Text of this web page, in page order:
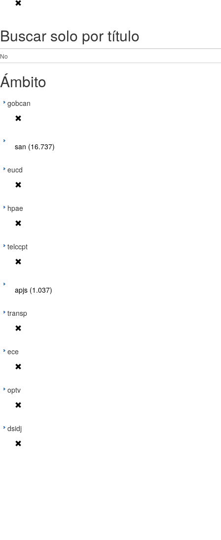
Buscar solo por título
Ámbito
gobcan
san (16.737)
eucd
hpae
telccpt
apjs (1.037)
transp
ece
optv
dsidj